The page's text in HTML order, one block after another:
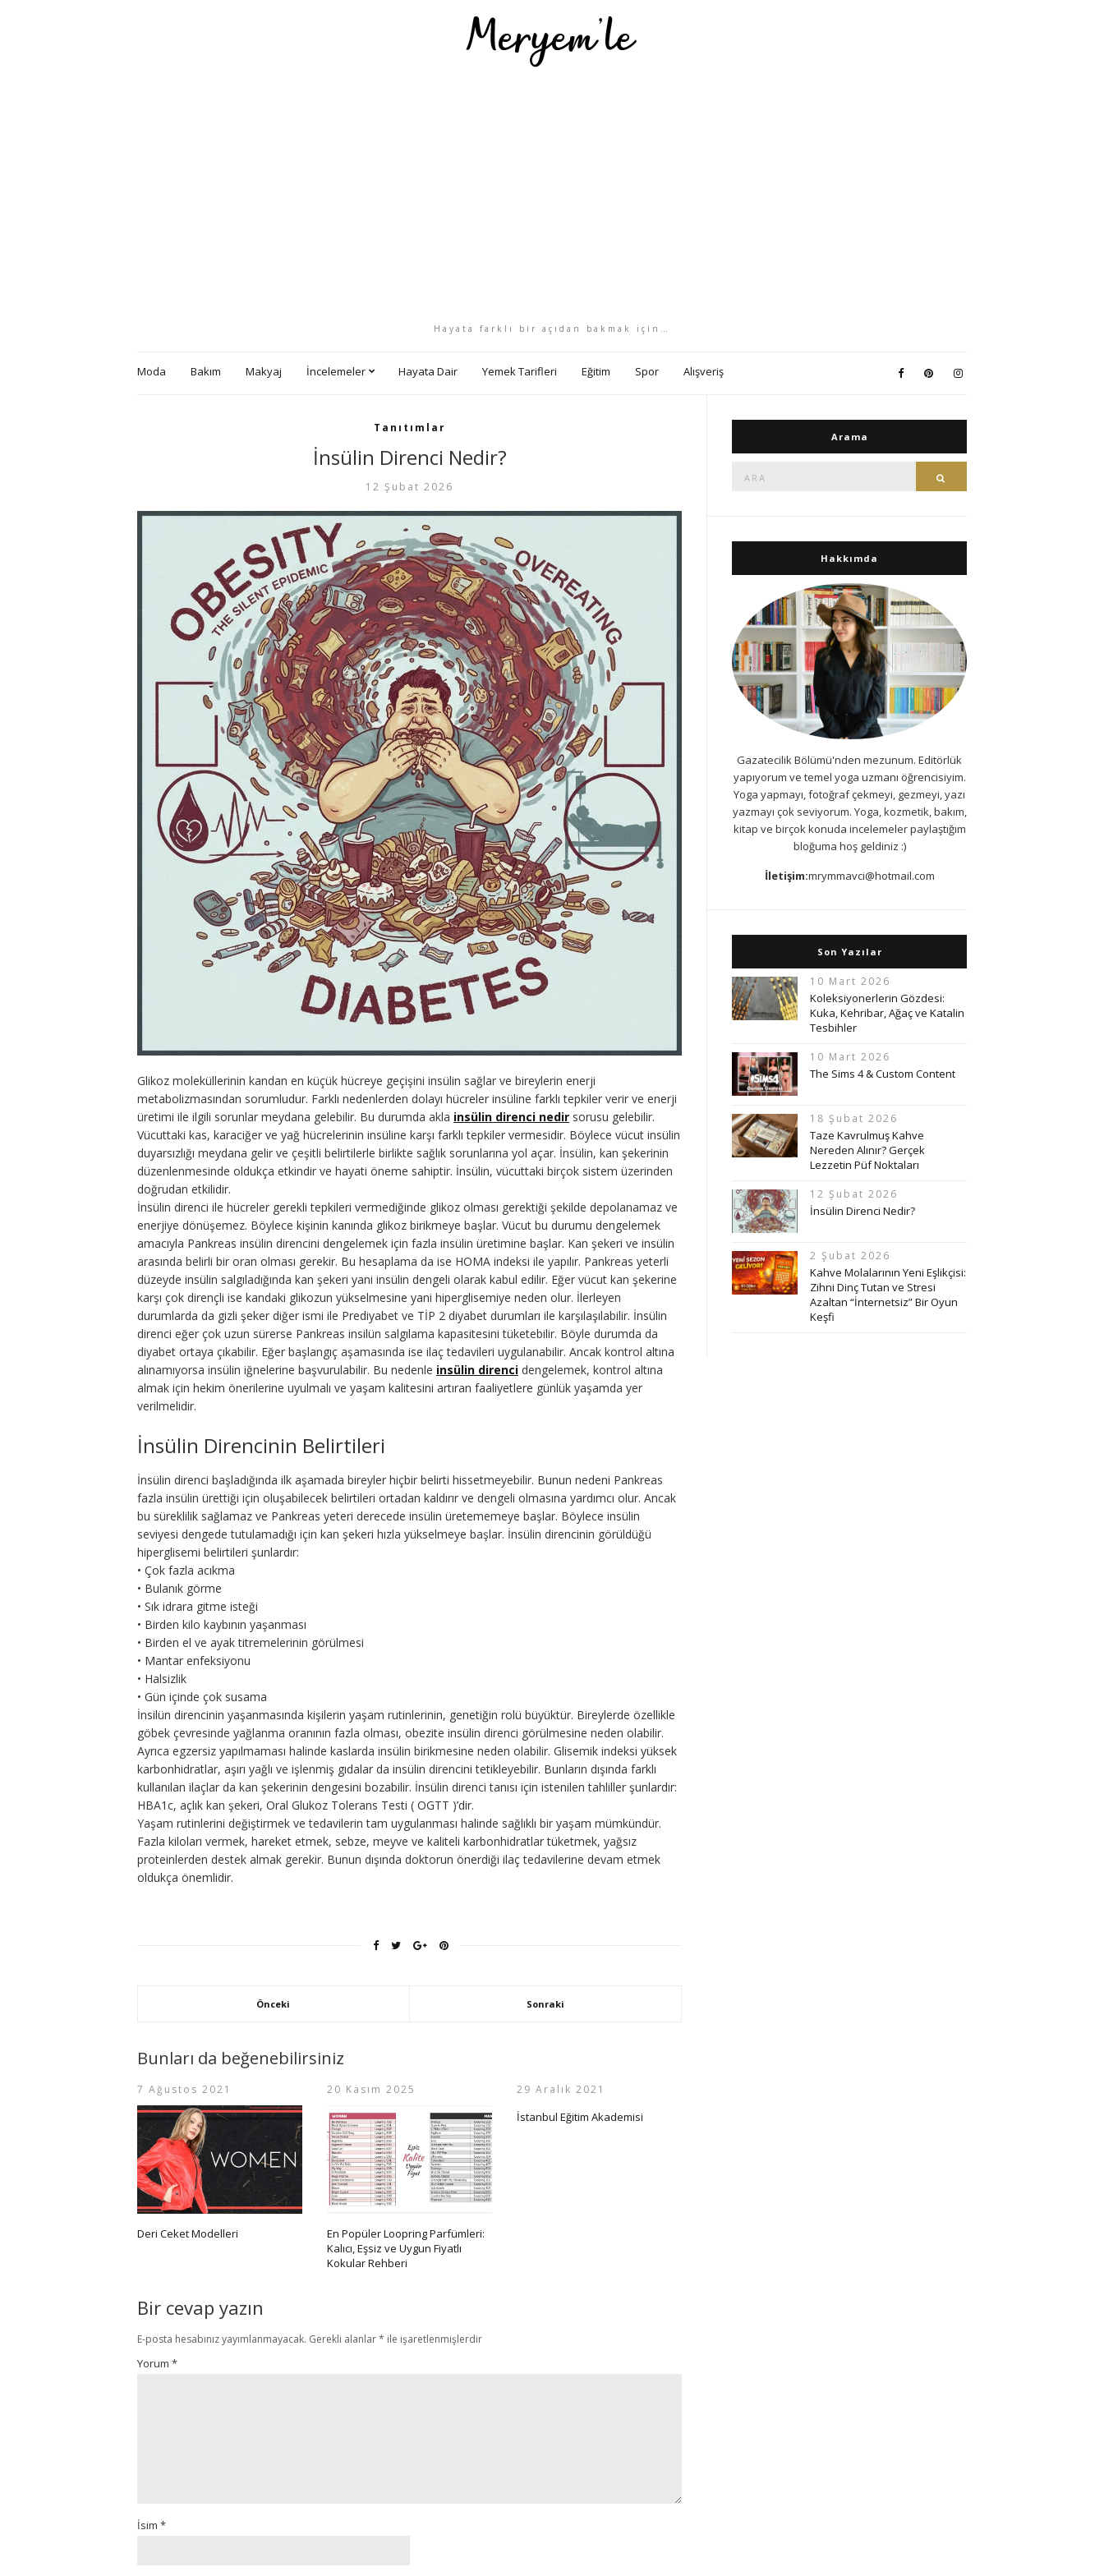
Hayata farklı bir açıdan bakmak için…
Moda Bakım Makyaj İncelemeler Hayata Dair Yemek Tarifleri Eğitim Spor Alışveriş
Tanıtımlar
İnsülin Direnci Nedir?
12 Şubat 2026
Glikoz moleküllerinin kandan en küçük hücreye geçişini insülin sağlar ve bireylerin enerji
metabolizmasından sorumludur. Farklı nedenlerden dolayı hücreler insüline farklı tepkiler verir ve enerji
üretimi ile ilgili sorunlar meydana gelebilir. Bu durumda akla insülin direnci nedir sorusu gelebilir.
Vücuttaki kas, karaciğer ve yağ hücrelerinin insüline karşı farklı tepkiler vermesidir. Böylece vücut insülin
duyarsızlığı meydana gelir ve çeşitli belirtilerle birlikte sağlık sorunlarına yol açar. İnsülin, kan şekerinin
düzenlenmesinde oldukça etkindir ve hayati öneme sahiptir. İnsülin, vücuttaki birçok sistem üzerinden
doğrudan etkilidir.
İnsülin direnci ile hücreler gerekli tepkileri vermediğinde glikoz olması gerektiği şekilde depolanamaz ve
enerjiye dönüşemez. Böylece kişinin kanında glikoz birikmeye başlar. Vücut bu durumu dengelemek
amacıyla Pankreas insülin direncini dengelemek için fazla insülin üretimine başlar. Kan şekeri ve insülin
arasında belirli bir oran olması gerekir. Bu hesaplama da ise HOMA indeksi ile yapılır. Pankreas yeterli
düzeyde insülin salgıladığında kan şekeri yani insülin dengeli olarak kabul edilir. Eğer vücut kan şekerine
karşı çok dirençli ise kandaki glikozun yükselmesine yani hiperglisemiye neden olur. İlerleyen
durumlarda da gizli şeker diğer ismi ile Prediyabet ve TİP 2 diyabet durumları ile karşılaşılabilir. İnsülin
direnci eğer çok uzun sürerse Pankreas insilün salgılama kapasitesini tüketebilir. Böyle durumda da
diyabet ortaya çıkabilir. Eğer başlangıç aşamasında ise ilaç tedavileri uygulanabilir. Ancak kontrol altına
alınamıyorsa insülin iğnelerine başvurulabilir. Bu nedenle insülin direnci dengelemek, kontrol altına
almak için hekim önerilerine uyulmalı ve yaşam kalitesini artıran faaliyetlere günlük yaşamda yer
verilmelidir.
İnsülin Direncinin Belirtileri
İnsülin direnci başladığında ilk aşamada bireyler hiçbir belirti hissetmeyebilir. Bunun nedeni Pankreas
fazla insülin ürettiği için oluşabilecek belirtileri ortadan kaldırır ve dengeli olmasına yardımcı olur. Ancak
bu süreklilik sağlamaz ve Pankreas yeteri derecede insülin üretememeye başlar. Böylece insülin
seviyesi dengede tutulamadığı için kan şekeri hızla yükselmeye başlar. İnsülin direncinin görüldüğü
hiperglisemi belirtileri şunlardır:
• Çok fazla acıkma
• Bulanık görme
• Sık idrara gitme isteği
• Birden kilo kaybının yaşanması
• Birden el ve ayak titremelerinin görülmesi
• Mantar enfeksiyonu
• Halsizlik
• Gün içinde çok susama
İnsilün direncinin yaşanmasında kişilerin yaşam rutinlerinin, genetiğin rolü büyüktür. Bireylerde özellikle
göbek çevresinde yağlanma oranının fazla olması, obezite insülin direnci görülmesine neden olabilir.
Ayrıca egzersiz yapılmaması halinde kaslarda insülin birikmesine neden olabilir. Glisemik indeksi yüksek
karbonhidratlar, aşırı yağlı ve işlenmiş gıdalar da insülin direncini tetikleyebilir. Bunların dışında farklı
kullanılan ilaçlar da kan şekerinin dengesini bozabilir. İnsülin direnci tanısı için istenilen tahliller şunlardır:
HBA1c, açlık kan şekeri, Oral Glukoz Tolerans Testi ( OGTT )’dir.
Yaşam rutinlerini değiştirmek ve tedavilerin tam uygulanması halinde sağlıklı bir yaşam mümkündür.
Fazla kiloları vermek, hareket etmek, sebze, meyve ve kaliteli karbonhidratlar tüketmek, yağsız
proteinlerden destek almak gerekir. Bunun dışında doktorun önerdiği ilaç tedavilerine devam etmek
oldukça önemlidir.
Önceki Sonraki
Bunları da beğenebilirsiniz
7 Ağustos 2021
Deri Ceket Modelleri
20 Kasım 2025
En Popüler Loopring Parfümleri:
Kalıcı, Eşsiz ve Uygun Fiyatlı
Kokular Rehberi
29 Aralık 2021
İstanbul Eğitim Akademisi
Bir cevap yazın
E-posta hesabınız yayımlanmayacak. Gerekli alanlar* ile işaretlenmişlerdir
Yorum *
İsim *
Arama
Hakkımda
Gazatecilik Bölümü'nden mezunum. Editörlük
yapıyorum ve temel yoga uzmanı öğrencisiyim.
Yoga yapmayı, fotoğraf çekmeyi, gezmeyi, yazı
yazmayı çok seviyorum. Yoga, kozmetik, bakım,
kitap ve birçok konuda incelemeler paylaştığım
bloğuma hoş geldiniz :)
İletişim:mrymmavci@hotmail.com
Son Yazılar
10 Mart 2026
Koleksiyonerlerin Gözdesi:
Kuka, Kehribar, Ağaç ve Katalin
Tesbihler
10 Mart 2026
The Sims 4 & Custom Content
18 Şubat 2026
Taze Kavrulmuş Kahve
Nereden Alınır? Gerçek
Lezzetin Püf Noktaları
12 Şubat 2026
İnsülin Direnci Nedir?
2 Şubat 2026
Kahve Molalarının Yeni Eşlikçisi:
Zihni Dinç Tutan ve Stresi
Azaltan “İnternetsiz” Bir Oyun
Keşfi